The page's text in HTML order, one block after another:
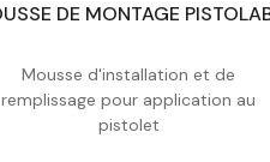
Acheter
Mousse d'installation et de
remplissage pour application au
pistolet